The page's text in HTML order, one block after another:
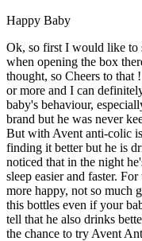
Happy Baby
Ok, so first I would like to
when opening the box
thought, so Cheers to that
or more and I can
baby's behaviour,
brand but he was never
But with Avent anti-colic
finding it better but he is
noticed that in the night
sleep easier and faster.
more happy, not so much
this bottles even if your
tell that he also drinks
the chance to try Avent